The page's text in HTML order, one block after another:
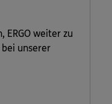
ERGO weiter zu
unserer